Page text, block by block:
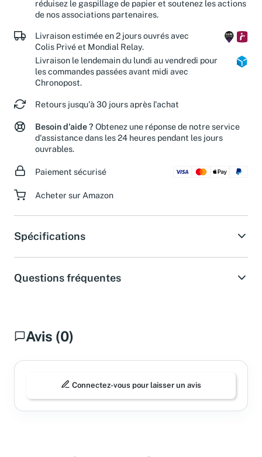
réduisez le gaspillage de papier et soutenez les actions
de nos associations partenaires.
Livraison estimée en 2 jours ouvrés avec
Colis Privé et Mondial Relay.
Livraison le lendemain du lundi au vendredi pour
les commandes passées avant midi avec
Chronopost.
Retours jusqu'à 30 jours après l'achat
Besoin d'aide ? Obtenez une réponse de notre service
d'assistance dans les 24 heures pendant les jours
ouvrables.
Paiement sécurisé
Acheter sur Amazon
Spécifications
Questions fréquentes
Avis (0)
Connectez-vous pour laisser un avis